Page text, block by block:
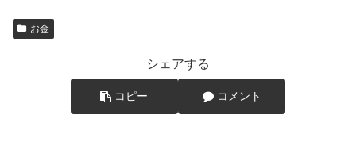
お金
シェアする
コピー コメント